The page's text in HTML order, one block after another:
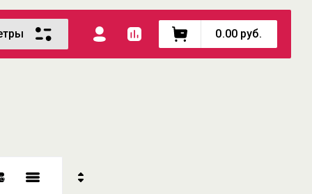
0.00 руб.